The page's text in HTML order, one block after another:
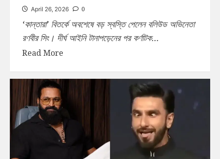
April 26, 2026 0
‘কান্তারা’ বিতর্কে অবশেষে বড় স্বস্তি পেলেন বলিউড অভিনেতা
রণবীর সিং। দীর্ঘ আইনি টানাপড়েনের পর কর্ণাটক...
Read More